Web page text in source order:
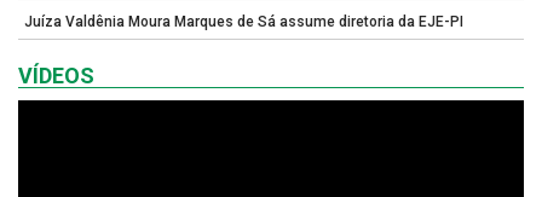
Juíza Valdênia Moura Marques de Sá assume diretoria da EJE-PI
VÍDEOS